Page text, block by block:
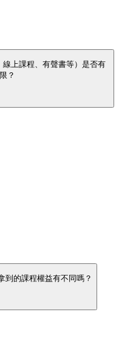
上課程、有聲書等）是否有
？
到的課程權益有不同嗎？